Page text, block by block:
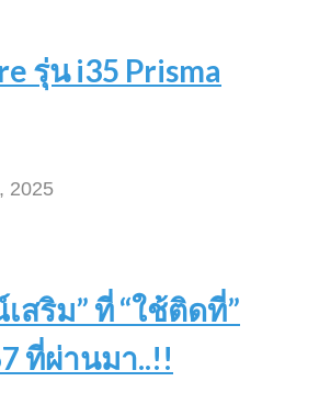
รุ่น i35 Prisma
2025
สริม” ที่ “ใช้ติดที่”
ที่ผ่านมา..!!